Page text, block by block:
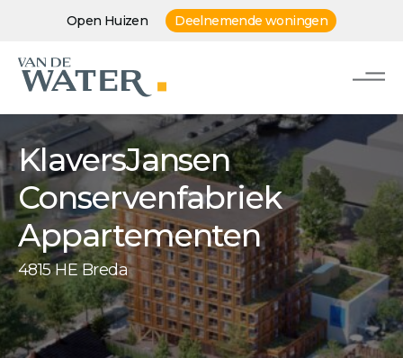
Open Huizen Deelnemende woningen
KlaversJansen
Conservenfabriek
Appartementen
4815 HE Breda